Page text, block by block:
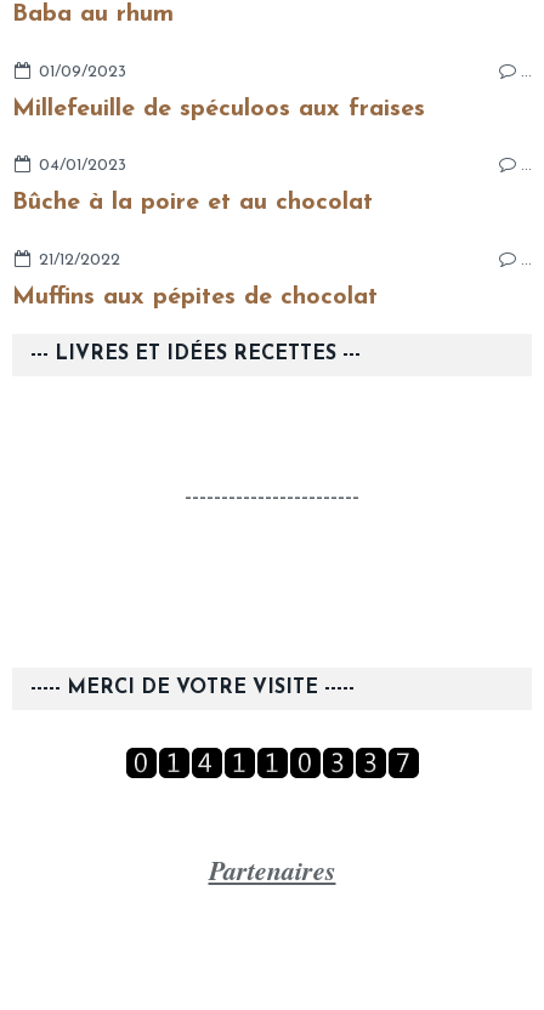
Baba au rhum
01/09/2023 …
Millefeuille de spéculoos aux fraises
04/01/2023 …
Bûche à la poire et au chocolat
21/12/2022 …
Muffins aux pépites de chocolat
--- LIVRES ET IDÉES RECETTES ---
------------------------
----- MERCI DE VOTRE VISITE -----
Partenaires